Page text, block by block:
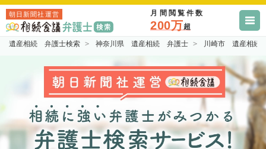
朝日新聞社運営 月間閲覧件数
200万超
遺産相続 弁護士検索 神奈川県 遺産相続 弁護士 川崎市 遺産相続